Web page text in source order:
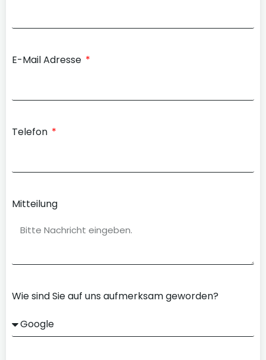
E-Mail Adresse
Telefon
Mitteilung
Wie sind Sie auf uns aufmerksam geworden?